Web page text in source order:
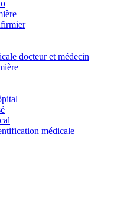
docteur et médecin
médicale